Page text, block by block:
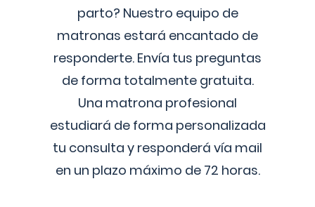
parto? Nuestro equipo de
matronas estará encantado de
responderte. Envía tus preguntas
de forma totalmente gratuita.
Una matrona profesional
estudiará de forma personalizada
tu consulta y responderá vía mail
en un plazo máximo de 72 horas.